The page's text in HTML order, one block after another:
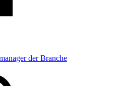
der Branche